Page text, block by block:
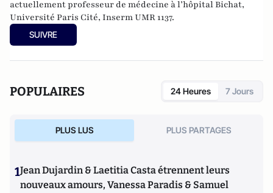
actuellement professeur de médecine à l’hôpital Bichat,
Université Paris Cité, Inserm UMR 1137.
SUIVRE
POPULAIRES 24 Heures 7 Jours
PLUS LUS PLUS PARTAGES
1Jean Dujardin & Laetitia Casta étrennent leurs
nouveaux amours, Vanessa Paradis & Samuel